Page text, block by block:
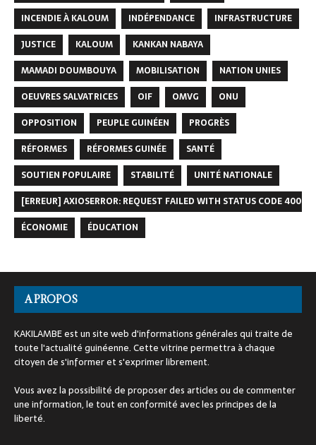
INCENDIE À KALOUM
INDÉPENDANCE
INFRASTRUCTURE
JUSTICE
KALOUM
KANKAN NABAYA
MAMADI DOUMBOUYA
MOBILISATION
NATION UNIES
OEUVRES SALVATRICES
OIF OMVG
ONU
OPPOSITION
PEUPLE GUINÉEN
PROGRÈS
RÉFORMES
RÉFORMES GUINÉE
SANTÉ
SOUTIEN POPULAIRE
STABILITÉ
UNITÉ NATIONALE
[ERREUR] AXIOSERROR: REQUEST FAILED WITH STATUS CODE 400
ÉCONOMIE
ÉDUCATION
A PROPOS
KAKILAMBE est un site web d'informations générales qui traite de
toute l'actualité guinéenne. Cette vitrine permettra à chaque
citoyen de s'informer et s'exprimer librement.
Vous avez la possibilité de proposer des articles ou de commenter
une information, le tout en conformité avec les principes de la
liberté.